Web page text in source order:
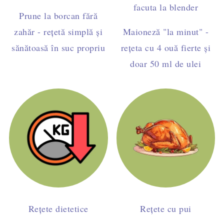
Prune la borcan fără
zahăr - rețetă simplă și
sănătoasă în suc propriu
Maioneză "la minut" -
rețeta cu 4 ouă fierte și
doar 50 ml de ulei
Rețete dietetice Rețete cu pui